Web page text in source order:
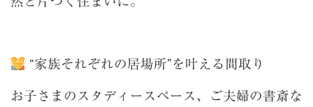
“家族それぞれの居場所”を叶える間取り
お子さまのスタディースペース、ご夫婦の書斎な